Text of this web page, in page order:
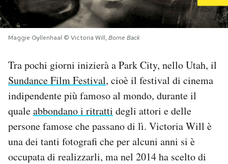
I MIEI PREFERITI
SHOP
CALENDARIO
AREA PERSONALE
Area Personale
Maggie Gyllenhaal © Victoria Will, Borne Back
Tra pochi giorni inizierà a Park City, nello Utah, il
Sundance Film Festival, cioè il festival di cinema
indipendente più famoso al mondo, durante il
qualeabbondano i ritratti degli attori e delle
persone famose che passano di lì. Victoria Will è
una dei tanti fotografi che per alcuni anni si è
occupata di realizzarli, ma nel 2014 ha scelto di